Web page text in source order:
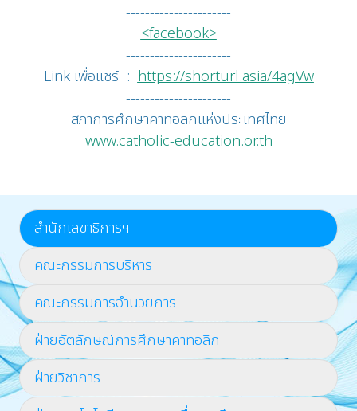
----------------------
<facebook>
----------------------
Link เพื่อแชร์ :https://shorturl.asia/4agVw
----------------------
สภาการศึกษาคาทอลิกแห่งประเทศไทย
www.catholic-education.or.th
สำนักเลขาธิการฯ
คณะกรรมการบริหาร
คณะกรรมการอำนวยการ
ฝ่ายอัตลักษณ์การศึกษาคาทอลิก
ฝ่ายวิชาการ